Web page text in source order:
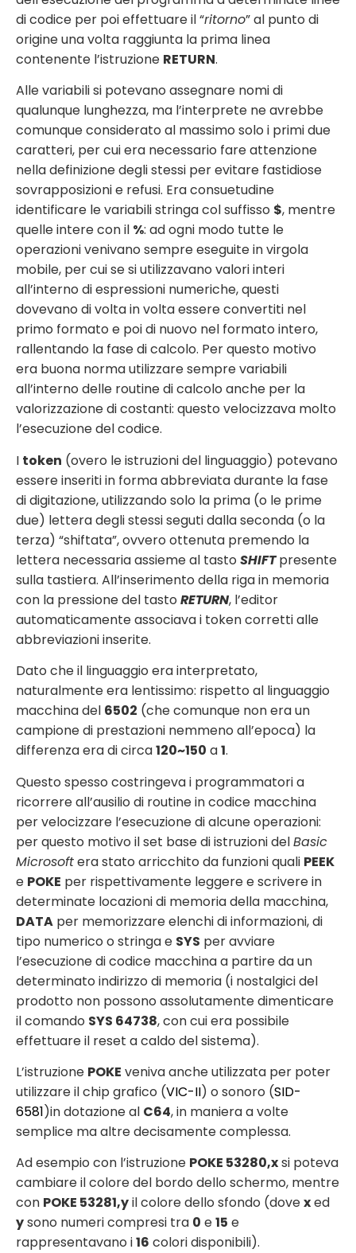
di codice per poi effettuare il “ritorno” al punto di
origine una volta raggiunta la prima linea
contenente l’istruzione RETURN.
Alle variabili si potevano assegnare nomi di
qualunque lunghezza, ma l’interprete ne avrebbe
comunque considerato al massimo solo i primi due
caratteri, per cui era necessario fare attenzione
nella definizione degli stessi per evitare fastidiose
sovrapposizioni e refusi. Era consuetudine
identificare le variabili stringa col suffisso $, mentre
quelle intere con il %: ad ogni modo tutte le
operazioni venivano sempre eseguite in virgola
mobile, per cui se si utilizzavano valori interi
all’interno di espressioni numeriche, questi
dovevano di volta in volta essere convertiti nel
primo formato e poi di nuovo nel formato intero,
rallentando la fase di calcolo. Per questo motivo
era buona norma utilizzare sempre variabili
all’interno delle routine di calcolo anche per la
valorizzazione di costanti: questo velocizzava molto
l’esecuzione del codice.
I token (overo le istruzioni del linguaggio) potevano
essere inseriti in forma abbreviata durante la fase
di digitazione, utilizzando solo la prima (o le prime
due) lettera degli stessi seguti dalla seconda (o la
terza) “shiftata”, ovvero ottenuta premendo la
lettera necessaria assieme al tasto SHIFTpresente
sulla tastiera. All’inserimento della riga in memoria
con la pressione del tasto RETURN, l’editor
automaticamente associava i token corretti alle
abbreviazioni inserite.
Dato che il linguaggio era interpretato,
naturalmente era lentissimo: rispetto al linguaggio
macchina del 6502 (che comunque non era un
campione di prestazioni nemmeno all’epoca) la
differenza era di circa120~150 a1.
Questo spesso costringeva i programmatori a
ricorrere all’ausilio di routine in codice macchina
per velocizzare l’esecuzione di alcune operazioni:
per questo motivo il set base di istruzioni delBasic
Microsoftera stato arricchito da funzioni quali PEEK
e POKE per rispettivamente leggere e scrivere in
determinate locazioni di memoria della macchina,
DATA per memorizzare elenchi di informazioni, di
tipo numerico o stringa e SYS per avviare
l’esecuzione di codice macchina a partire da un
determinato indirizzo di memoria (i nostalgici del
prodotto non possono assolutamente dimenticare
il comando SYS 64738, con cui era possibile
effettuare il reset a caldo del sistema).
L’istruzione POKE veniva anche utilizzata per poter
utilizzare il chip grafico (VIC-II) o sonoro (SID-
6581)in dotazione al C64, in maniera a volte
semplice ma altre decisamente complessa.
Ad esempio con l’istruzione POKE 53280,xsi poteva
cambiare il colore del bordo dello schermo, mentre
con POKE 53281,yil colore dello sfondo (dovexed
ysono numeri compresi tra 0 e15 e
rappresentavano i16 colori disponibili).